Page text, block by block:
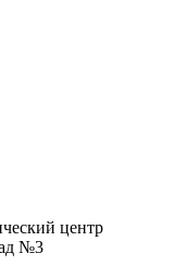
центр
№3